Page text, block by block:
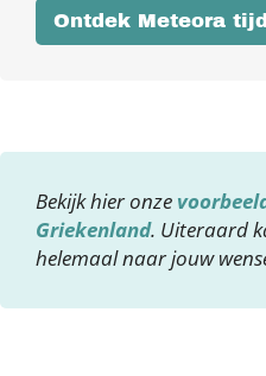
Ontdek Meteora
Bekijk hier onze
Griekenland. Uiteraard
helemaal naar jouw